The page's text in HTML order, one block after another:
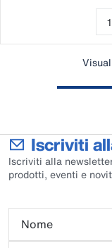
Iscriviti
Iscriviti alla
prodotti, eventi e
Nome